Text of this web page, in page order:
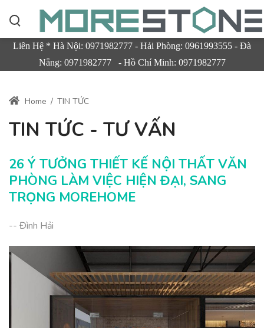
Liên Hệ * Hà Nội: 0971982777 - Hải Phòng: 0961993555 - Đà
Nẵng: 0971982777 - Hồ Chí Minh: 0971982777
Home / TIN TỨC
TIN TỨC - TƯ VẤN
26 Ý TƯỞNG THIẾT KẾ NỘI THẤT VĂN
PHÒNG LÀM VIỆC HIỆN ĐẠI, SANG
TRỌNG MOREHOME
-- Đình Hải